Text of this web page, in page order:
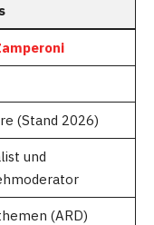
(Stand 2026)
und
(ARD)